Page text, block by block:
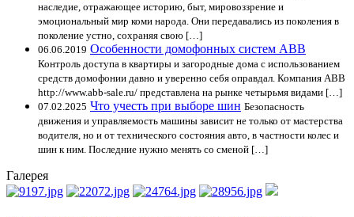
наследие, отражающее историю, быт, мировоззрение и
эмоциональный мир коми народа. Они передавались из поколения в
поколение устно, сохраняя свою […]
06.06.2019 Особенности домофонных систем ABB
Контроль доступа в квартиры и загородные дома с использованием
средств домофонии давно и уверенно себя оправдал. Компания ABB
http://www.abb-sale.ru/ представлена на рынке четырьмя видами […]
07.02.2025 Что учесть при выборе шин Безопасность
движения и управляемость машины зависит не только от мастерства
водителя, но и от технического состояния авто, в частности колес и
шин к ним. Последние нужно менять со сменой […]
Галерея